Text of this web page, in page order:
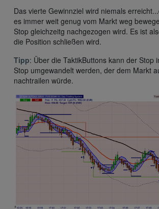
Das vierte Gewinnziel wird niemals
es immer weit genug vom Markt weg
Stop gleichzeitg nachgezogen wird. Es ist
die Position schließen wird.
Tipp: Über die TaktikButtons kann der Stop
Stop umgewandelt werden, der dem Markt
nachtrailen würde.